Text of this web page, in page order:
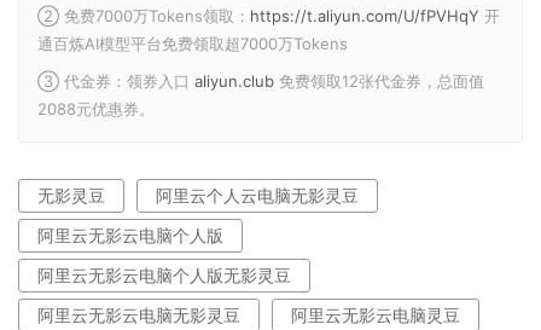
② 免费7000万Tokens领取： https://t.aliyun.com/U/fPVHqY 开
通百炼AI模型平台免费领取超7000万Tokens
③ 代金券：领券入口 aliyun.club 免费领取12张代金券，总面值
2088元优惠券。
无影灵豆
阿里云个人云电脑无影灵豆
阿里云无影云电脑个人版
阿里云无影云电脑个人版无影灵豆
阿里云无影云电脑无影灵豆
阿里云无影云电脑灵豆